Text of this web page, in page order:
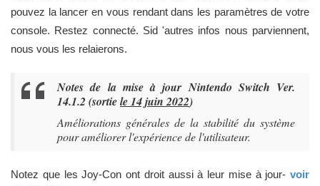
pouvez la lancer en vous rendant dans les paramètres de votre
console. Restez connecté. Sid 'autres infos nous parviennent,
nous vous les relaierons.
Notes de la mise à jour Nintendo Switch Ver.
14.1.2 (sortiele 14 juin 2022)
Améliorations générales de la stabilité du système
pour améliorer l'expérience de l'utilisateur.
Notez que les Joy-Con ont droit aussi à leur mise à jour- voir